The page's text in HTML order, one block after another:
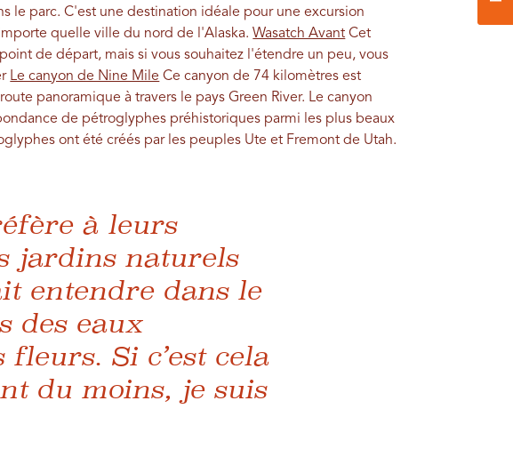
le parc. C'est une destination idéale pour une excursion
quelle ville du nord de l'Alaska.Wasatch Avant Cet
de départ, mais si vous souhaitez l'étendre un peu, vous
Le canyon de Nine Mile Ce canyon de 74 kilomètres est
panoramique à travers le pays Green River. Le canyon
de pétroglyphes préhistoriques parmi les plus beaux
ont été créés par les peuples Ute et Fremont de Utah.
à leurs
jardins naturels
entendre dans le
des eaux
Si c’est cela
du moins, je suis